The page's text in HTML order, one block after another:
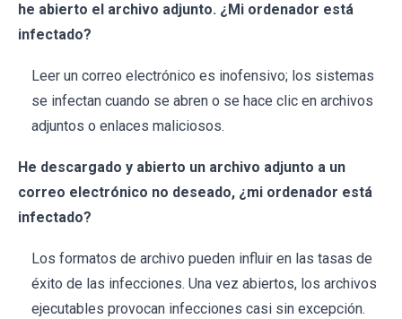
he abierto el archivo adjunto. ¿Mi ordenador está
infectado?
Leer un correo electrónico es inofensivo; los sistemas
se infectan cuando se abren o se hace clic en archivos
adjuntos o enlaces maliciosos.
He descargado y abierto un archivo adjunto a un
correo electrónico no deseado, ¿mi ordenador está
infectado?
Los formatos de archivo pueden influir en las tasas de
éxito de las infecciones. Una vez abiertos, los archivos
ejecutables provocan infecciones casi sin excepción.